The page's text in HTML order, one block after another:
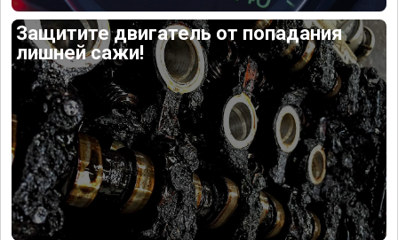
Защитите двигатель от попадания
лишней сажи!